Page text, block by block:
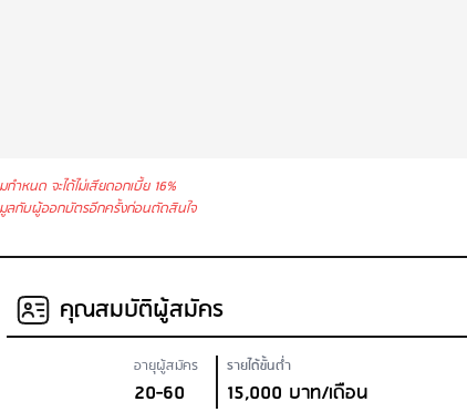
กำหนด จะได้ไม่เสียดอกเบี้ย 16%
ลกับผู้ออกบัตรอีกครั้งก่อนตัดสินใจ
คุณสมบัติผู้สมัคร
อายุผู้สมัคร
20-60
รายได้ขั้นต่ำ
15,000 บาท/เดือน